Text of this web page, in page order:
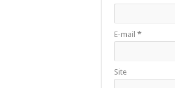
E-mail *
Site